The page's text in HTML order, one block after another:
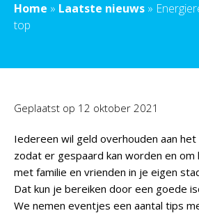
Home » Laatste nieuws »
top
Geplaatst op 12 oktober 2021
Iedereen wil geld overhouden aan het
zodat er gespaard kan worden en om
met familie en vrienden in je eigen
Dat kun je bereiken door een goede
We nemen eventjes een aantal tips